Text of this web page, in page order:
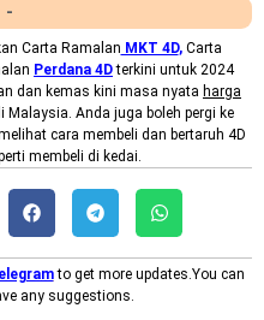
-
Carta Ramalan MKT 4D,Carta
Perdana 4D terkini untuk 2024
dan kemas kini masa nyata harga
Malaysia. Anda juga boleh pergi ke
cara membeli dan bertaruh 4D
membeli di kedai.
to get more updates.You can
any suggestions.